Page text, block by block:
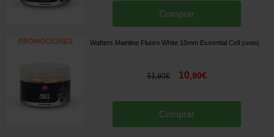
Comprar
Wafters Mainline Fluoro White 15mm Essential Cell [244365]
11,90€ 10,90€
Comprar